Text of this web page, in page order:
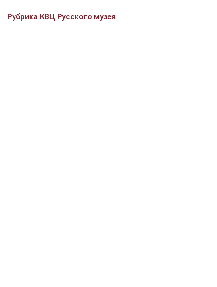
Рубрика КВЦ Русского музея